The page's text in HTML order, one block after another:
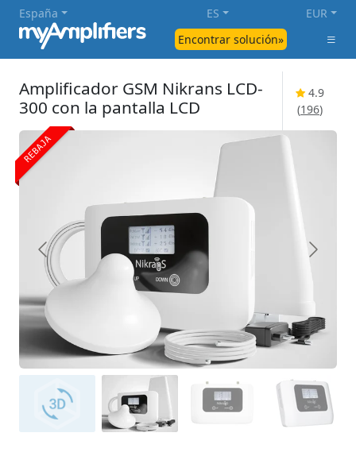
Encontrar solución»
España ES EUR
Amplificador GSM Nikrans LCD-
300 con la pantalla LCD
4.9
(196)
REBAJA